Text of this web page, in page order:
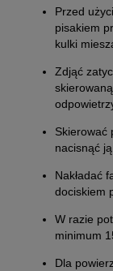
Przed
pisakiem
kulki
Zdjąć
Skierować
nacisnąć
Nakładać
dociskiem
W razie
minimum
Dla